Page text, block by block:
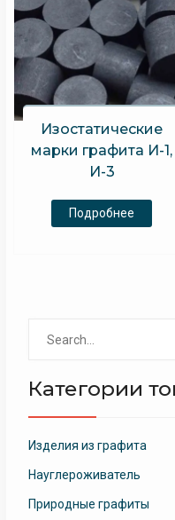
Изостатические
марки графита И-1,
И-3
Подробнее
Категории
Изделия из графита
Науглероживатель
Природные графиты